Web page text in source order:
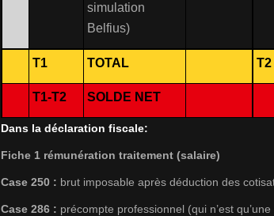
simulation
Belfius)
T1 TOTAL T2
T1-T2 SOLDE NET
Dans la déclaration fiscale:
Fiche 1 rémunération traitement (salaire)
Case 250 : brut imposable après déduction des
Case 286 : précompte professionnel (qui n’est